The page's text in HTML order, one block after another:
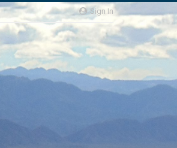
Sign In